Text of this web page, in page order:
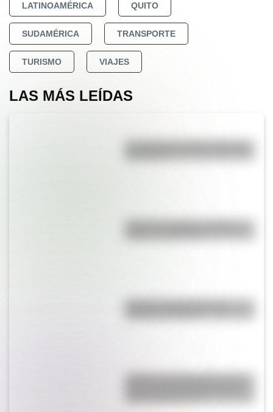
LATINOAMÉRICA QUITO
SUDAMÉRICA TRANSPORTE
TURISMO VIAJES
LAS MÁS LEÍDAS
La vida de San Martín contada
Bandera de Bolivia: historia,
Bandera de Ecuador para
¿Sabías que Argentina tuvo la
alta de Sudamérica?